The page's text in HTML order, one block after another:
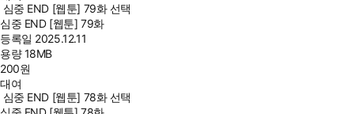
심중 END [웹툰] 79화 선택
심중 END [웹툰] 79화
등록일 2025.12.11
용량18MB
200원
대여
심중 END [웹툰] 78화 선택